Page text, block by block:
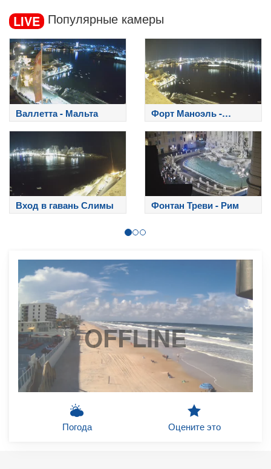
LIVE Популярные камеры
Валлетта - Мальта
Форт Маноэль -
Мальта
Вход в гавань Слимы Фонтан Треви - Рим
OFFLINE
Погода Оцените это